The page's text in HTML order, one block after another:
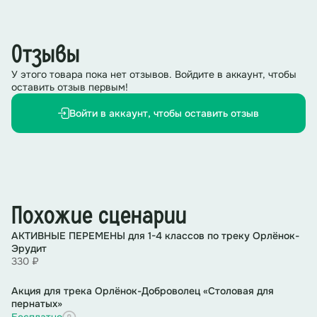
заключена в этом символе?
(О
Слайд 3
(О тветы детей)
Учитель:
супергерой знаний! Представьте, что у него в голове
есть огромная библиотека, полная интересных
Отзывы
У этого товара пока нет отзывов. Войдите в аккаунт, чтобы
оставить отзыв первым!
Войти в аккаунт, чтобы оставить отзыв
Похожие сценарии
АКТИВНЫЕ ПЕРЕМЕНЫ для 1-4 классов по треку Орлёнок-
Эрудит
330 ₽
Акция для трека Орлёнок-Доброволец «Столовая для
пернатых»